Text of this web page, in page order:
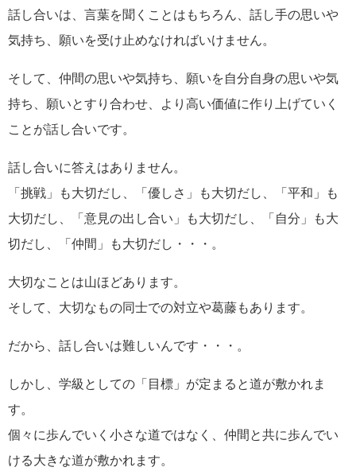
話し合いは、言葉を聞くことはもちろん、話し手の思いや
気持ち、願いを受け止めなければいけません。
そして、仲間の思いや気持ち、願いを自分自身の思いや気
持ち、願いとすり合わせ、より高い価値に作り上げていく
ことが話し合いです。
話し合いに答えはありません。
「挑戦」も大切だし、「優しさ」も大切だし、「平和」も
大切だし、「意見の出し合い」も大切だし、「自分」も大
切だし、「仲間」も大切だし・・・。
大切なことは山ほどあります。
そして、大切なもの同士での対立や葛藤もあります。
だから、話し合いは難しいんです・・・。
しかし、学級としての「目標」が定まると道が敷かれま
す。
個々に歩んでいく小さな道ではなく、仲間と共に歩んでい
ける大きな道が敷かれます。